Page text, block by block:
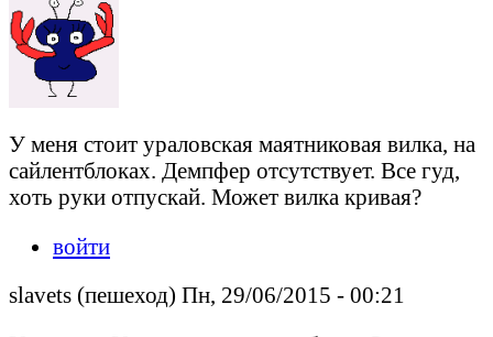
У меня стоит ураловская маятниковая вилка, на
сайлентблоках. Демпфер отсутствует. Все гуд,
хоть руки отпускай. Может вилка кривая?
войти
slavets (пешеход) Пн, 29/06/2015 - 00:21